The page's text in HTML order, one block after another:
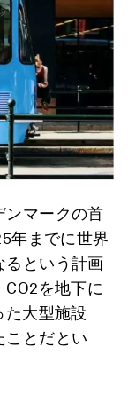
ンマークの首
年までに世界
るという計画
を地下に
た大型施設
ことだとい